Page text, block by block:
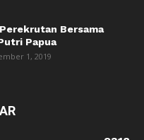
Perekrutan Bersama
Papua
1, 2019